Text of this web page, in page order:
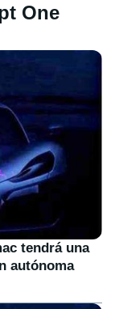
One
tendrá una
autónoma